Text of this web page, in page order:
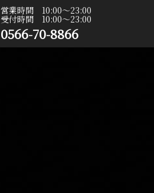
営業時間 10:00〜23:00
受付時間 10:00〜23:00
0566-70-8866